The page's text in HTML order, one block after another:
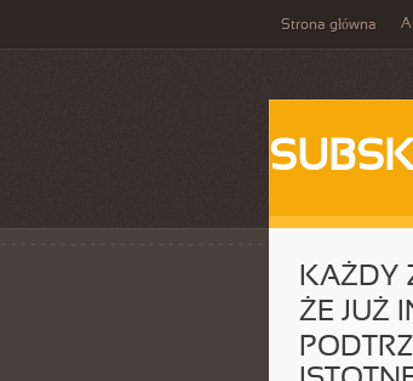
Strona główna
KAŻDY
ŻE JUŻ